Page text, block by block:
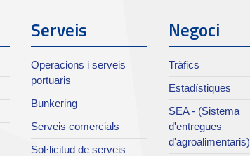
Serveis
Operacions i serveis
portuaris
Bunkering
Serveis comercials
Sol·licitud de serveis
Negoci
Tràfics
Estadístiques
SEA - (Sistema
d'entregues
d'agroalimentaris)